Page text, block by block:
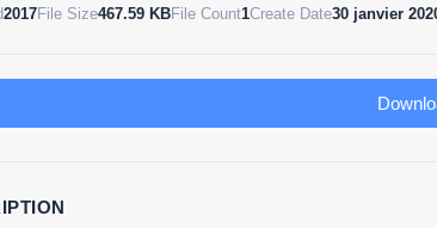
2017File Size467.59 KBFile Count1Create Date30 janvier